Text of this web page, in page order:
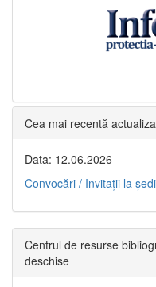
Cea mai recentă
Data: 12.06.2026
Convocări / Invitaţii la
Centrul de resurse
deschise